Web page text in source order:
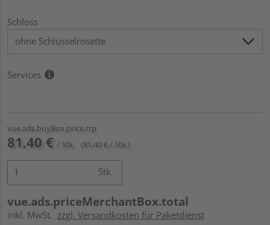
Schloss
Services
vue.ads.buyBox.price.rrp
81,40 € / Stk. (81,40 € / Stk.)
Stk.
vue.ads.priceMerchantBox.total
inkl. MwSt. zzgl. Versandkosten für Paketdienst